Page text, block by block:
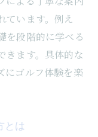
ています。例え
を段階的に学べる
きます。具体的な
にゴルフ体験を楽
とは